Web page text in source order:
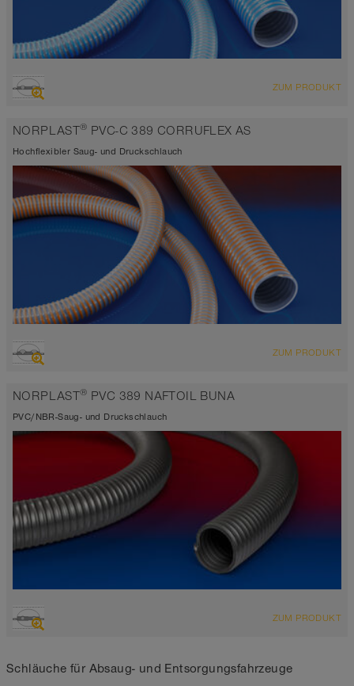
ÜBERSICHT
Saugschlauch + Druckschlauch
grau und blau
ZUM PRODUKT
NORPLAST® PVC-C 389 CORRUFLEX AS
Hochflexibler Saug- und Druckschlauch
ÜBERSICHT
Saugschlauch + Druckschlauch
grau und orange
ZUM PRODUKT
NORPLAST® PVC 389 NAFTOIL BUNA
PVC/NBR-Saug- und Druckschlauch
ÜBERSICHT
Saugschlauch + Druckschlauch
-30°C bis 65°C
ZUM PRODUKT
Schläuche für Absaug- und Entsorgungsfahrzeuge